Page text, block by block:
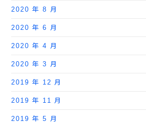
2020 年 8 月
2020 年 6 月
2020 年 4 月
2020 年 3 月
2019 年 12 月
2019 年 11 月
2019 年 5 月